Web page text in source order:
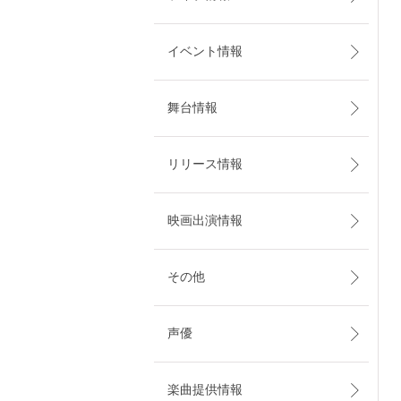
イベント情報
舞台情報
リリース情報
映画出演情報
その他
声優
楽曲提供情報